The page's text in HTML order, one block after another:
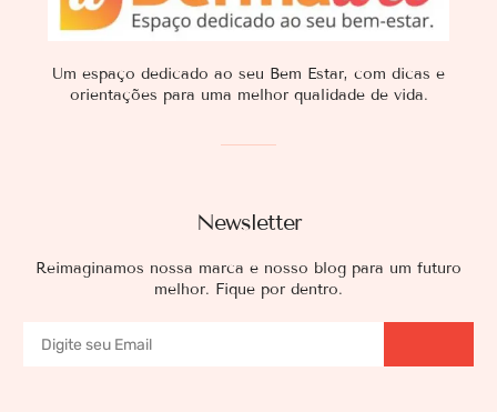
Newsletter
Reimaginamos nossa marca e nosso blog para um futuro
melhor. Fique por dentro.
Um espaço dedicado ao seu Bem Estar, com dicas e
orientações para uma melhor qualidade de vida.